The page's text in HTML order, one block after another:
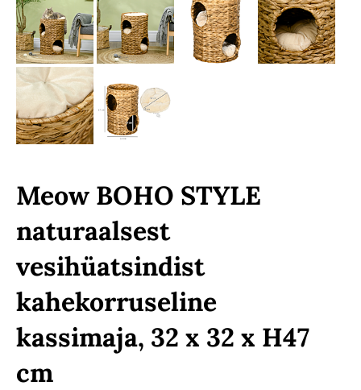
Meow BOHO STYLE
naturaalsest
vesihüatsindist
kahekorruseline
kassimaja, 32 x 32 x H47
cm